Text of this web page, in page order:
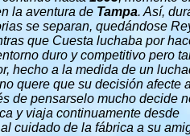
la aventura de Tampa. Así,
se separan, quedándose
que Cuesta luchaba por
duro y competitivo pero
hecho a la medida de un
quere que su decisión afecte
de pensarselo mucho decide
y viaja continuamente desde
cuidado de la fábrica a su